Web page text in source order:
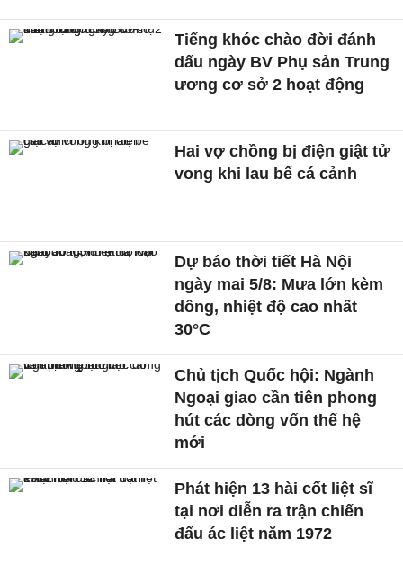
Tiếng khóc chào đời đánh
dấu ngày BV Phụ sản Trung
ương cơ sở 2 hoạt động
Hai vợ chồng bị điện giật tử
vong khi lau bể cá cảnh
Dự báo thời tiết Hà Nội
ngày mai 5/8: Mưa lớn kèm
dông, nhiệt độ cao nhất
30°C
Chủ tịch Quốc hội: Ngành
Ngoại giao cần tiên phong
hút các dòng vốn thế hệ
mới
Phát hiện 13 hài cốt liệt sĩ
tại nơi diễn ra trận chiến
đấu ác liệt năm 1972